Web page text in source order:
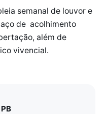
semanal de louvor e
de acolhimento
além de
vivencial.